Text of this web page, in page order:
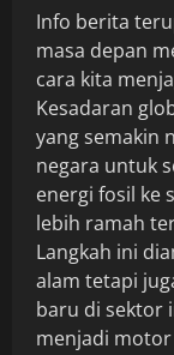
Info berita
masa depan
cara kita
Kesadaran
yang semakin
negara untuk
energi fosil ke
lebih ramah
Langkah ini
alam tetapi
baru di sektor
menjadi